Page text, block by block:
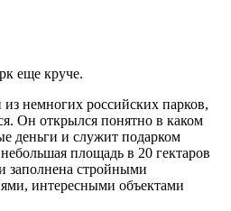
еще круче.
немногих российских парков,
Он открылся понятно в каком
деньги и служит подарком
площадь в 20 гектаров
заполнена стройными
интересными объектами